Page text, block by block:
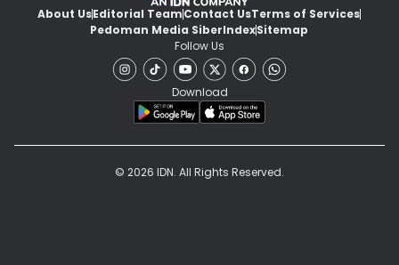
About UsEditorial TeamContact UsTerms of Services
Pedoman Media SiberIndexSitemap
Follow Us
Download
© 2026 IDN. All Rights Reserved.